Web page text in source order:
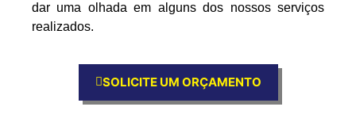
dar uma olhada em alguns dos nossos serviços
realizados.
SOLICITE UM ORÇAMENTO